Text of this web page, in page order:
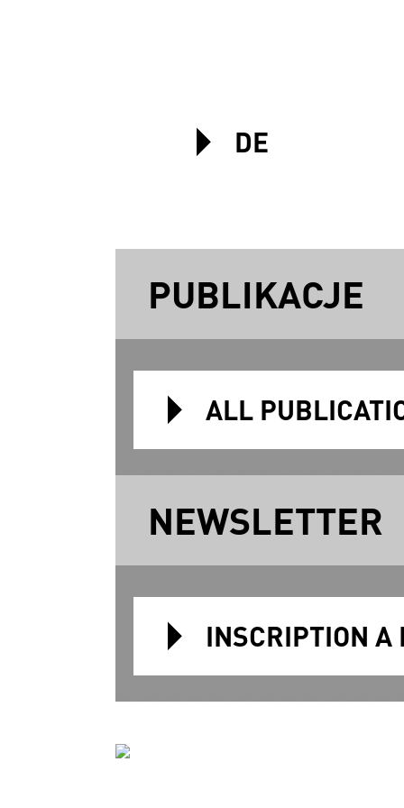
DE
PUBLIKACJE
ALL
NEWSLETTER
INSCRIPTION A